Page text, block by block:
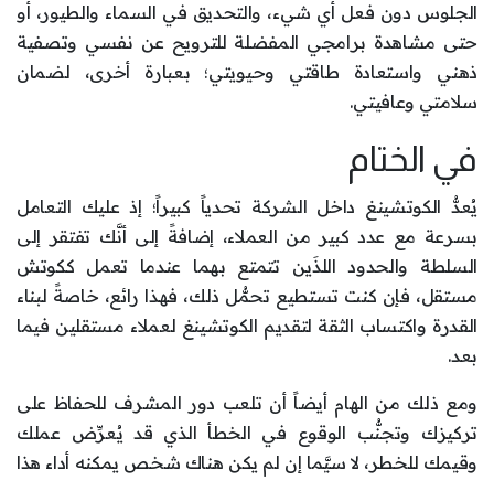
الجلوس دون فعل أي شيء، والتحديق في السماء والطيور، أو
حتى مشاهدة برامجي المفضلة للترويح عن نفسي وتصفية
ذهني واستعادة طاقتي وحيويتي؛ بعبارة أخرى، لضمان
سلامتي وعافيتي.
في الختام
يُعدُّ الكوتشينغ داخل الشركة تحدياً كبيراً؛ إذ عليك التعامل
بسرعة مع عدد كبير من العملاء، إضافةً إلى أنَّك تفتقر إلى
السلطة والحدود اللذَين تتمتع بهما عندما تعمل ككوتش
مستقل، فإن كنت تستطيع تحمُّل ذلك، فهذا رائع، خاصةً لبناء
القدرة واكتساب الثقة لتقديم الكوتشينغ لعملاء مستقلين فيما
بعد.
ومع ذلك من الهام أيضاً أن تلعب دور المشرف للحفاظ على
تركيزك وتجنُّب الوقوع في الخطأ الذي قد يُعرِّض عملك
وقيمك للخطر، لا سيَّما إن لم يكن هناك شخص يمكنه أداء هذا